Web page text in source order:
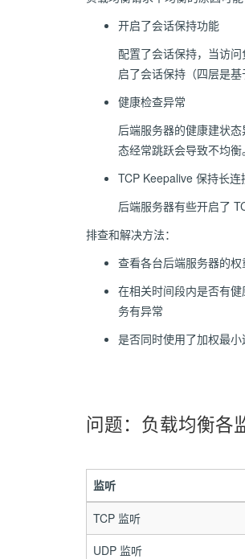
开启了会话保持功能
配置了会话保持，当访
启了会话保持（四层是
健康检查异常
后端服务器的健康建状
态经常跳跃会导致不均衡。
TCP Keepalive 保持长连
后端服务器有些开启了
排查和解决方法：
查看各台后端服务器的
在相关时间段内是否有
务有异常
是否同时使用了加权最
问题：负载均衡各
监听
TCP 监听
UDP 监听